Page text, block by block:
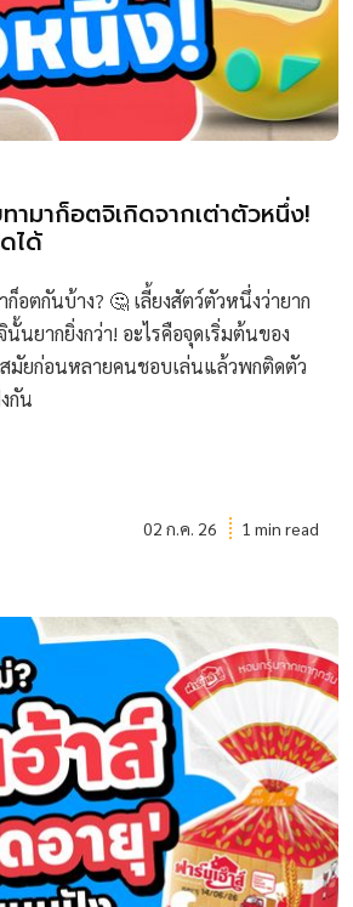
ทามาก็อตจิเกิดจากเต่าตัวหนึ่ง!
ได้
ก็อตกันบ้าง? 🤔 เลี้ยงสัตว์ตัวหนึ่งว่ายาก
นยากยิ่งกว่า! อะไรคือจุดเริ่มต้นของ
มัยก่อนหลายคนชอบเล่นแล้วพกติดตัว
กัน
02 ก.ค. 26 1 min read